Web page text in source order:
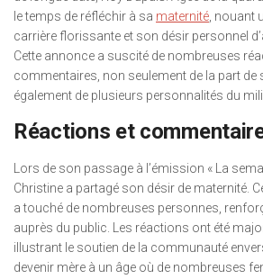
le temps de réfléchir à sa maternité , nouant
carrière florissante et son désir personnel
Cette annonce a suscité de nombreuses
commentaires, non seulement de la part de
également de plusieurs personnalités du
Réactions et
Lors de son passage à l’émission « La
Christine a partagé son désir de maternité.
a touché de nombreuses personnes,
auprès du public. Les réactions ont été
illustrant le soutien de la communauté
devenir mère à un âge où de nombreuses